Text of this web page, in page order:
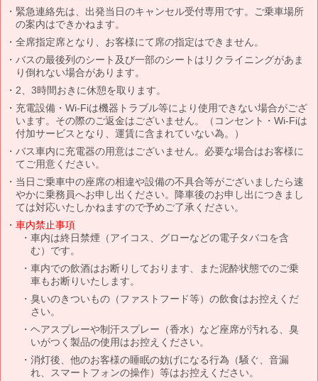
緊急連絡先は、出発当日のキャンセル受付専用です。ご乗車場所
の案内はできかねます。
全席指定席となり、お客様にて席の指定はできません。
バスの最後列のシート及び一部のシートはリクライニングがあま
り倒れない場合があります。
2、3時間おきに休憩を取ります。
充電設備・Wi-Fiは機器トラブル等により使用できない場合がござ
います。その際のご返金はございません。（コンセント・Wi-Fiは
付加サービスとなり、運賃に含まれていない為。）
バス車内に充電器の用意はございません。必要な場合はお客様に
てご用意ください。
当日ご乗車中の座席の相違や設備の不具合等がございましたら速
やかに乗務員へお申し出ください。降車後のお申し出につきまし
ては対応いたしかねますので予めご了承ください。
車内禁止事項
車内は終日禁煙（アイコス、グローなどの電子タバコを含
む）です。
車内での飲酒はお断りしております、また泥酔状態でのご乗
車もお断りいたします。
臭いのきついもの（ファストフード等）の飲食はお控えくだ
さい。
ヘアスプレーや制汗スプレー（香水）など座席が汚れる、臭
いがつく製品の使用はお控えください。
消灯後、他のお客様の睡眠の妨げになる行為（騒ぐ、音漏
れ、スマートフォンの操作）等はお控えください。